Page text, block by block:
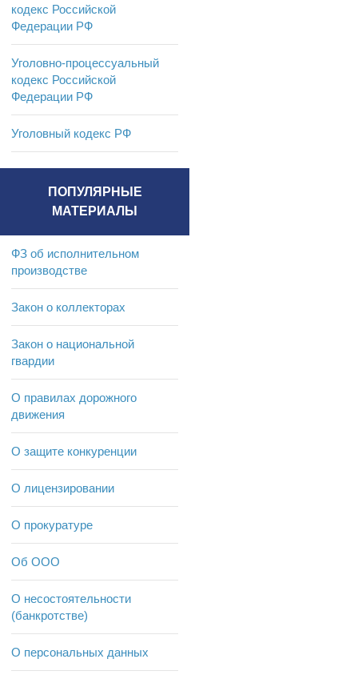
кодекс Российской
Федерации РФ
Уголовно-процессуальный
кодекс Российской
Федерации РФ
Уголовный кодекс РФ
ПОПУЛЯРНЫЕ
МАТЕРИАЛЫ
ФЗ об исполнительном
производстве
Закон о коллекторах
Закон о национальной
гвардии
О правилах дорожного
движения
О защите конкуренции
О лицензировании
О прокуратуре
Об ООО
О несостоятельности
(банкротстве)
О персональных данных